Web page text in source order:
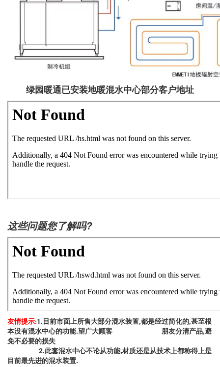
绿园暖通已安装地暖混水中心部分客户地址
这些问题您了解吗?
友情提示:1.目前市面上所售大部分混水装置,都是经过简化的,甚至根
本没有混水中心的功能.望广大顾客 朋友分清产品,避
免不必要的损失
2.此套混水中心不论从功能,材质还是从技术上都称得上是
目前最先进的混水装置.